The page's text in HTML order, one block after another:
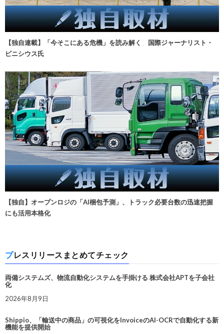
【独自連載】「今そこにある危機」を読み解く 国際ジャーナリスト・
ビニシウス氏
【独自】オープンロジの「AI梱包予測」、トラック必要台数の迅速把握
にも活用本格化
プレスリリースまとめてチェック
両備システムズ、物流自動化システムを手掛ける 株式会社APTを子会社
化
2026年8月9日
Shippio、「輸送中の商品」の可視化をInvoiceのAI-OCRで自動化する新
機能を提供開始